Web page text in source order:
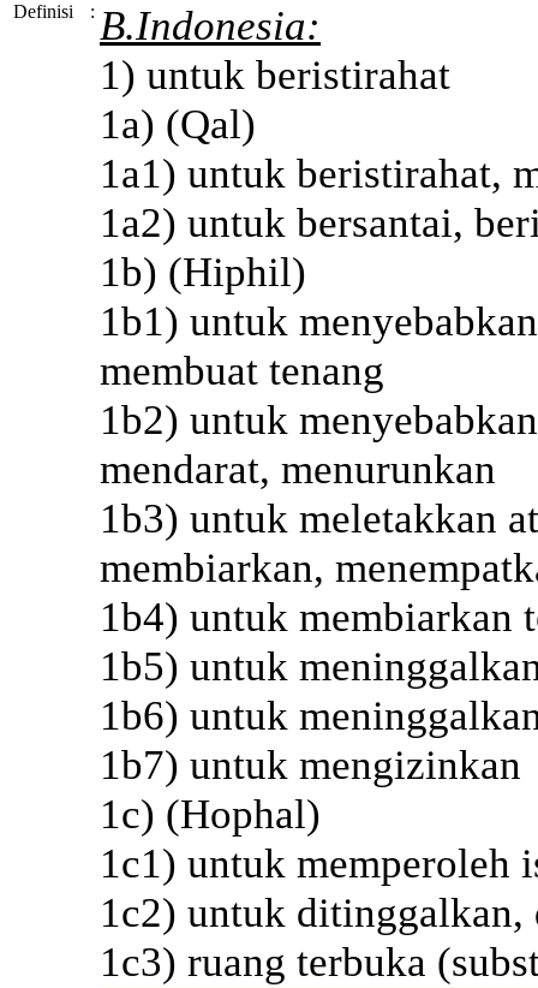
Definisi : B.Indonesia:
1) untuk beristirahat
1a) (Qal)
1a1) untuk beristirahat,
1a2) untuk bersantai,
1b) (Hiphil)
1b1) untuk
membuat tenang
1b2) untuk
mendarat, menurunkan
1b3) untuk meletakkan
membiarkan,
1b4) untuk membiarkan
1b5) untuk
1b6) untuk
1b7) untuk mengizinkan
1c) (Hophal)
1c1) untuk memperoleh
1c2) untuk ditinggalkan,
1c3) ruang terbuka